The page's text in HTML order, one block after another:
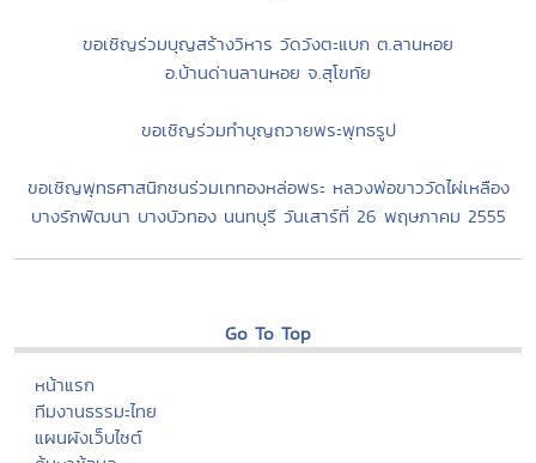
ขอเชิญร่วมบุญสร้างวิหาร วัดวังตะแบก ต.ลานหอย
อ.บ้านด่านลานหอย จ.สุโขทัย
ขอเชิญร่วมทำบุญถวายพระพุทธรูป
ขอเชิญพุทธศาสนิกชนร่วมเททองหล่อพระ หลวงพ่อขาววัดไผ่เหลือง
บางรักพัฒนา บางบัวทอง นนทบุรี วันเสาร์ที่ 26 พฤษภาคม 2555
Go To Top
หน้าแรก
ทีมงานธรรมะไทย
แผนผังเว็บไซต์